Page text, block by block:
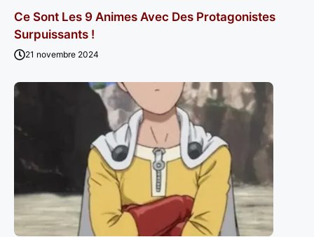
Ce Sont Les 9 Animes Avec Des Protagonistes
Surpuissants !
21 novembre 2024